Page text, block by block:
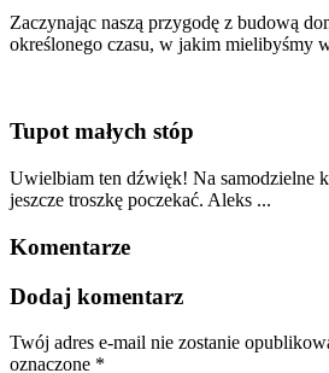
Zaczynając naszą przygodę z budową
określonego czasu, w jakim mielibyśmy
Tupot małych stóp
Uwielbiam ten dźwięk! Na samodzielne
jeszcze troszkę poczekać. Aleks ...
Komentarze
Dodaj komentarz
Twój adres e-mail nie zostanie
oznaczone *